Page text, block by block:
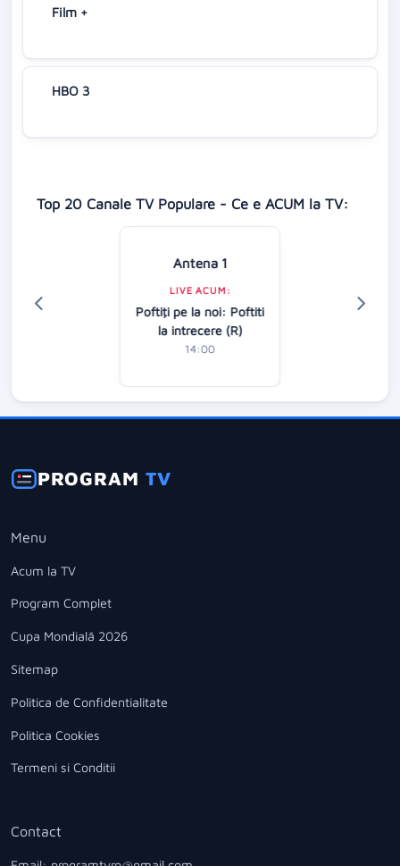
Film +
HBO 3
Top 20 Canale TV Populare - Ce e ACUM la TV:
Antena 1
LIVE ACUM:
Poftiţi pe la noi: Poftiti
la intrecere (R)
14:00
PROGRAMTV
Menu
Acum la TV
Program Complet
Cupa Mondială 2026
Sitemap
Politica de Confidentialitate
Politica Cookies
Termeni si Conditii
Contact